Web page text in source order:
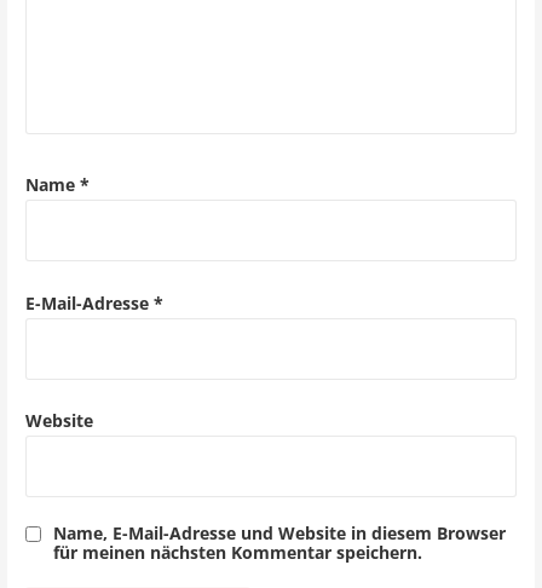
Name *
E-Mail-Adresse *
Website
Name, E-Mail-Adresse und Website in diesem Browser
für meinen nächsten Kommentar speichern.